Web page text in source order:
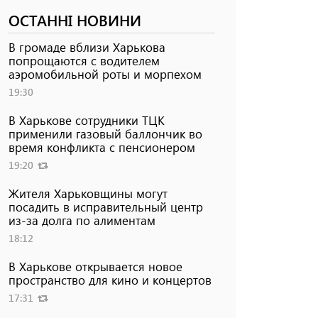
ОСТАННІ НОВИНИ
В громаде вблизи Харькова
попрощаются с водителем
аэромобильной роты и морпехом
19:30
В Харькове сотрудники ТЦК
применили газовый баллончик во
время конфликта с пенсионером
19:20
Жителя Харьковщины могут
посадить в исправительный центр
из-за долга по алиментам
18:12
В Харькове открывается новое
пространство для кино и концертов
17:31